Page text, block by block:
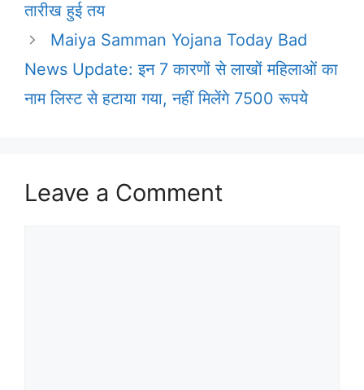
तारीख हुई तय
Maiya Samman Yojana Today Bad
News Update: इन 7 कारणों से लाखों महिलाओं का
नाम लिस्ट से हटाया गया, नहीं मिलेंगे 7500 रूपये
Leave a Comment